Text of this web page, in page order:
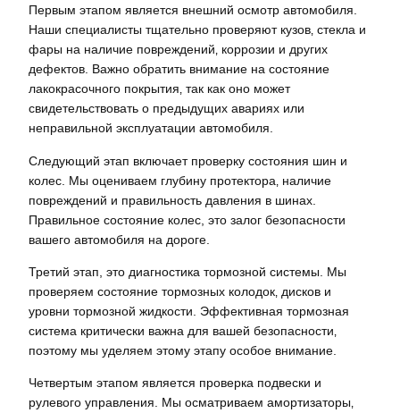
Первым этапом является внешний осмотр автомобиля.
Наши специалисты тщательно проверяют кузов‚ стекла и
фары на наличие повреждений‚ коррозии и других
дефектов. Важно обратить внимание на состояние
лакокрасочного покрытия‚ так как оно может
свидетельствовать о предыдущих авариях или
неправильной эксплуатации автомобиля.
Следующий этап включает проверку состояния шин и
колес. Мы оцениваем глубину протектора‚ наличие
повреждений и правильность давления в шинах.
Правильное состояние колес, это залог безопасности
вашего автомобиля на дороге.
Третий этап, это диагностика тормозной системы. Мы
проверяем состояние тормозных колодок‚ дисков и
уровни тормозной жидкости. Эффективная тормозная
система критически важна для вашей безопасности‚
поэтому мы уделяем этому этапу особое внимание.
Четвертым этапом является проверка подвески и
рулевого управления. Мы осматриваем амортизаторы‚